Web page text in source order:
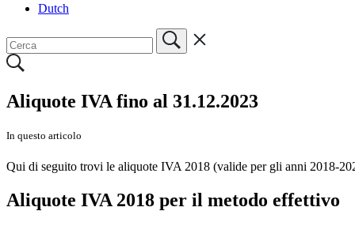
Dutch
Aliquote IVA fino al 31.12.2023
In questo articolo
Qui di seguito trovi le aliquote IVA 2018 (valide per gli anni 2018-
Aliquote IVA 2018 per il metodo effettivo